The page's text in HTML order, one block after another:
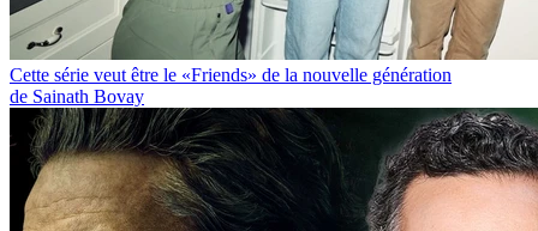
Cette série veut être le «Friends» de la nouvelle génération
de Sainath Bovay